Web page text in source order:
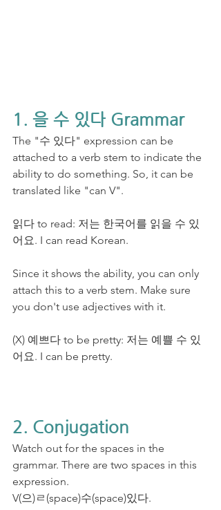
1. 을 수 있다 Grammar
The "수 있다" expression can be
attached to a verb stem to indicate the
ability to do something. So, it can be
translated like "can V".
읽다 to read: 저는 한국어를 읽을 수 있
어요. I can read Korean.
Since it shows the ability, you can only
attach this to a verb stem. Make sure
you don't use adjectives with it.
(X) 예쁘다 to be pretty: 저는 예쁠 수 있
어요. I can be pretty.
2. Conjugation
Watch out for the spaces in the
grammar. There are two spaces in this
expression.
V(으)ㄹ(space)수(space)있다.